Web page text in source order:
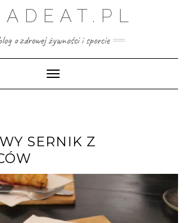
o zdrowej żywności i sporcie
Toggle Navigation
SERNIK Z